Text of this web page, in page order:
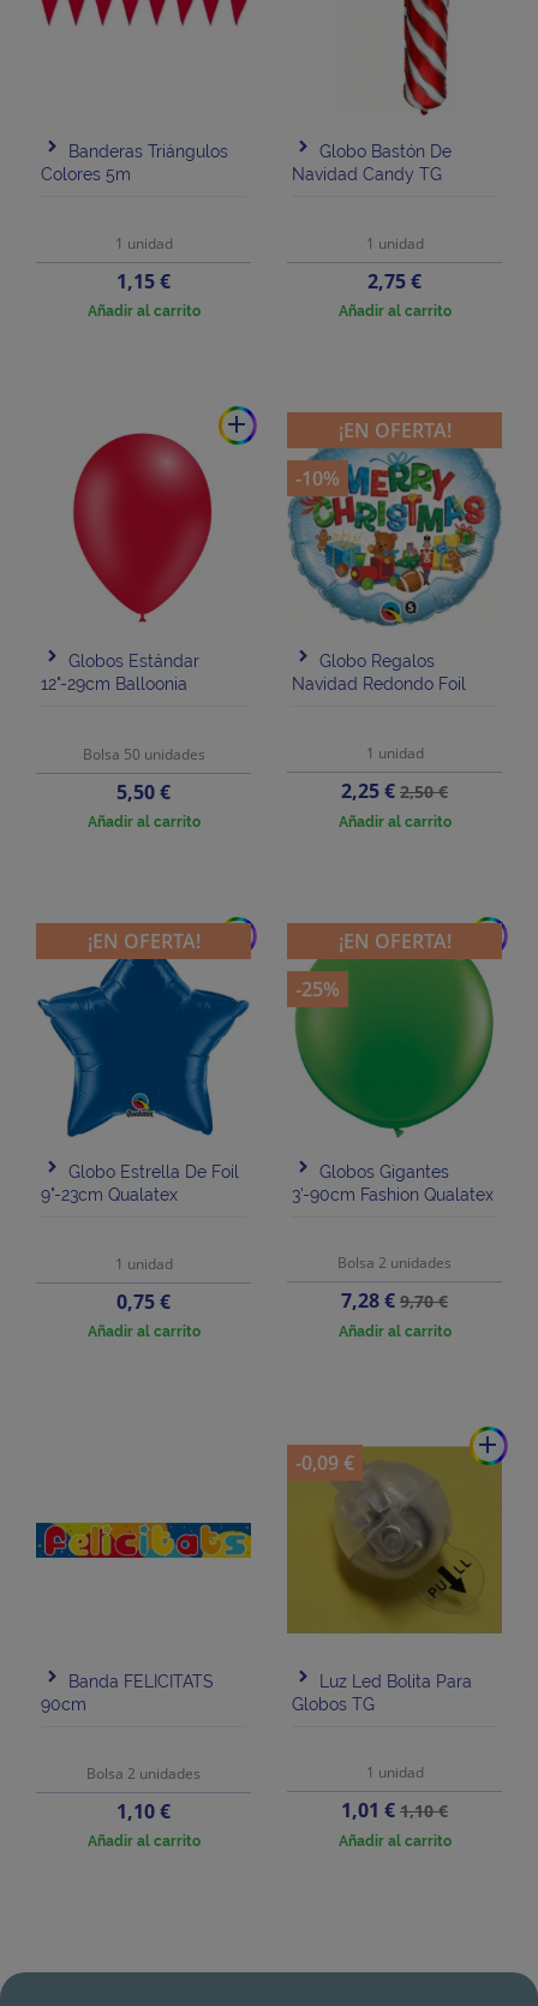
Banderas Triángulos
Colores 5m
1 unidad
Precio
1,15 €
Añadir al carrito
Globo Bastón De
Navidad Candy TG
1 unidad
Precio
2,75 €
Añadir al carrito
add
Globos Estándar
12"-29cm Balloonia
Bolsa 50 unidades
Precio
5,50 €
Añadir al carrito
Globo Regalos
Navidad Redondo Foil
1 unidad
Precio
2,25 €Precio
base
2,50 €
Añadir al carrito
¡EN OFERTA!
-10%
add
Globo Estrella De Foil
9"-23cm Qualatex
1 unidad
Precio
0,75 €
Añadir al carrito
¡EN OFERTA! add
Globos Gigantes
3'-90cm Fashion Qualatex
Bolsa 2 unidades
Precio
7,28 €Precio
base
9,70 €
Añadir al carrito
¡EN OFERTA!
-25%
Banda FELICITATS
90cm
Bolsa 2 unidades
Precio
1,10 €
Añadir al carrito
add
Luz Led Bolita Para
Globos TG
1 unidad
Precio
1,01 €Precio
base
1,10 €
Añadir al carrito
-0,09 €